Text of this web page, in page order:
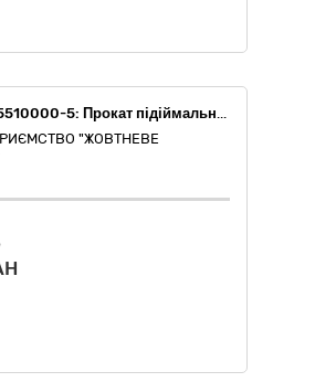
код ДК 021:2015:45510000-5: Прокат підіймальних кранів із оператором (Послуги з прокату автомобільного крану із водієм)
"ЖОВТНЕВЕ